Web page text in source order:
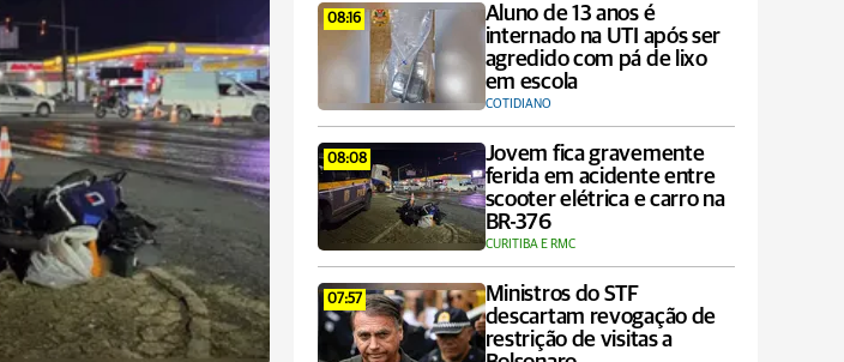
08:16
Aluno de 13 anos é
internado na UTI após ser
agredido com pá de lixo
em escola
COTIDIANO
08:08
Jovem fica gravemente
ferida em acidente entre
scooter elétrica e carro na
BR-376
CURITIBA E RMC
07:57
Ministros do STF
descartam revogação de
restrição de visitas a